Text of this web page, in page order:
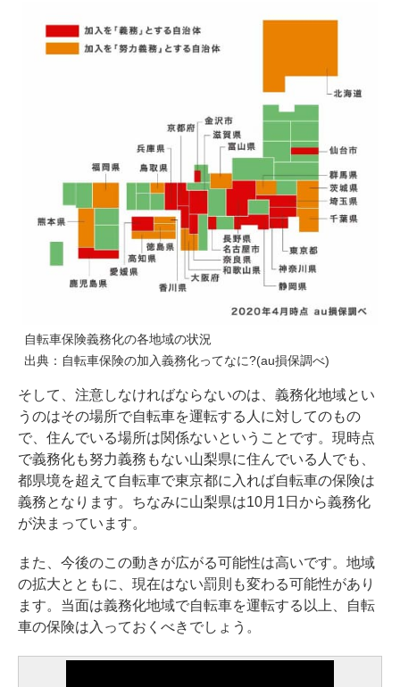
自転車保険義務化の各地域の状況
出典：自転車保険の加入義務化ってなに?(au損保調べ)
そして、注意しなければならないのは、義務化地域とい
うのはその場所で自転車を運転する人に対してのもの
で、住んでいる場所は関係ないということです。現時点
で義務化も努力義務もない山梨県に住んでいる人でも、
都県境を超えて自転車で東京都に入れば自転車の保険は
義務となります。ちなみに山梨県は10月1日から義務化
が決まっています。
また、今後のこの動きが広がる可能性は高いです。地域
の拡大とともに、現在はない罰則も変わる可能性があり
ます。当面は義務化地域で自転車を運転する以上、自転
車の保険は入っておくべきでしょう。